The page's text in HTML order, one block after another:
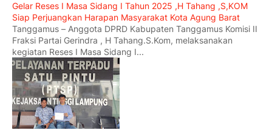
Gelar Reses I Masa Sidang I Tahun 2025 ,H Tahang ,S,KOM
Siap Perjuangkan Harapan Masyarakat Kota Agung Barat
Tanggamus – Anggota DPRD Kabupaten Tanggamus Komisi II
Fraksi Partai Gerindra , H Tahang.S.Kom, melaksanakan
kegiatan Reses I Masa Sidang I...